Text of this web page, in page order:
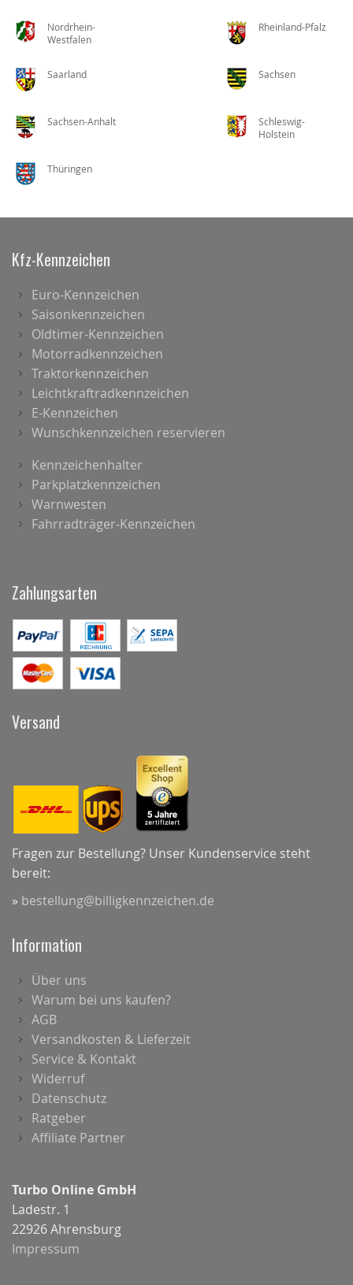
Nordrhein-
Westfalen
Rheinland-Pfalz
Saarland Sachsen
Sachsen-Anhalt
Schleswig-
Holstein
Thüringen
Kfz-Kennzeichen
Euro-Kennzeichen
Saisonkennzeichen
Oldtimer-Kennzeichen
Motorradkennzeichen
Traktorkennzeichen
Leichtkraftradkennzeichen
E-Kennzeichen
Wunschkennzeichen reservieren
Kennzeichenhalter
Parkplatzkennzeichen
Warnwesten
Fahrradträger-Kennzeichen
Zahlungsarten
Versand
Fragen zur Bestellung? Unser Kundenservice steht
bereit:
» bestellung@billigkennzeichen.de
Information
Über uns
Warum bei uns kaufen?
AGB
Versandkosten & Lieferzeit
Service & Kontakt
Widerruf
Datenschutz
Ratgeber
Affiliate Partner
Turbo Online GmbH
Ladestr. 1
22926 Ahrensburg
Impressum